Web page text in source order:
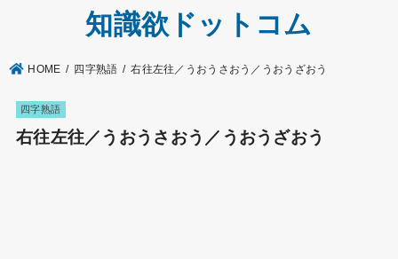
知識欲ドットコム
HOME 四字熟語 右往左往／うおうさおう／うおうざおう
四字熟語
右往左往／うおうさおう／うおうざおう